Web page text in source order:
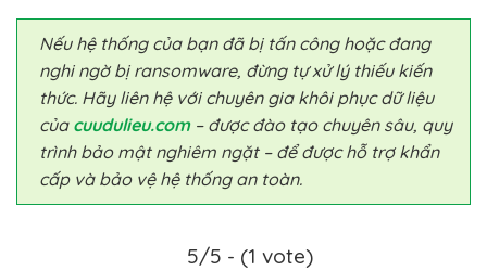
Nếu hệ thống của bạn đã bị tấn công hoặc đang
nghi ngờ bị ransomware, đừng tự xử lý thiếu kiến
thức. Hãy liên hệ với chuyên gia khôi phục dữ liệu
của cuudulieu.com– được đào tạo chuyên sâu, quy
trình bảo mật nghiêm ngặt – để được hỗ trợ khẩn
cấp và bảo vệ hệ thống an toàn.
5/5 - (1 vote)